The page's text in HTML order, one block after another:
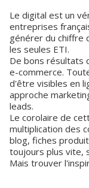
Le digital est un
entreprises
générer du chiffre
les seules ETI.
De bons résultats
e-commerce.
d'être visibles en
approche
leads.
Le corolaire de
multiplication des
blog, fiches
toujours plus vite,
Mais trouver